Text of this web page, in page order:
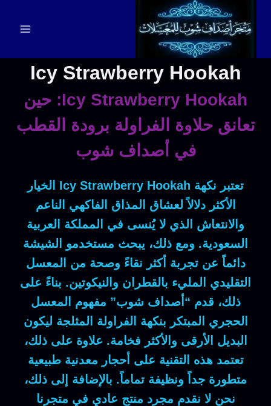
المحتوى
Icy Strawberry Hookah
Icy Strawberry Hookah: حين
تعانق حلاوة الفراولة برودة القطب
في أصداف شوب
تعتبر نكهة Icy Strawberry Hookah الخيار
الأكثر دلالاً لعشاق المذاق الفاكهي الناعم
والانتعاش الذي لا يُنسى في المملكة العربية
السعودية. ومع ذلك، يبحث مستخدمو الشيشة
دائماً عن تجربة أكثر نقاءً وصحة من المعسل
التقليدي المليء بالقطران والنيكوتين. بناءً على
ذلك، قدم “أصداف شوب” مفهوم المعسل
الحجري المبتكر بنكهة الفراولة المثلجة ليكون
البديل الأرقى والأكثر فخامة. علاوة على ذلك،
تعتمد هذه التقنية على أحجار معدنية طبيعية
متطورة جداً ونظيفة تماماً. بالإضافة إلى ذلك،
نحن لا نقدم مجرد منتج عادي في متجرنا